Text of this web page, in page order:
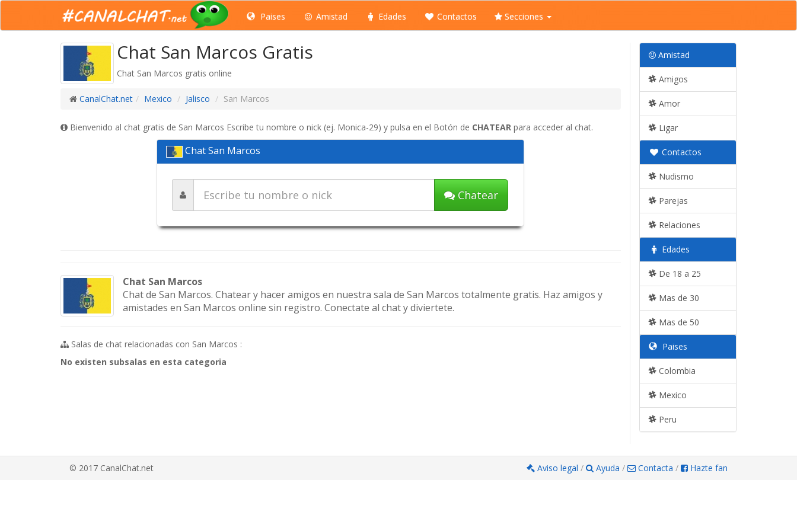
Paises Amistad Edades Contactos Secciones
Chat San Marcos Gratis
Chat San Marcos gratis online
CanalChat.net Mexico Jalisco San Marcos
Bienvenido al chat gratis de San Marcos Escribe tu nombre o nick (ej. Monica-29) y pulsa en el Botón de CHATEAR para acceder al chat.
Chat San Marcos
Chatear
Chat San Marcos
Chat de San Marcos. Chatear y hacer amigos en nuestra sala de San Marcos totalmente gratis. Haz amigos y
amistades en San Marcos online sin registro. Conectate al chat y diviertete.
Salas de chat relacionadas con San Marcos :
No existen subsalas en esta categoria
Amistad
Amigos
Amor
Ligar
Contactos
Nudismo
Parejas
Relaciones
Edades
De 18 a 25
Mas de 30
Mas de 50
Paises
Colombia
Mexico
Peru
© 2017 CanalChat.net Aviso legal / Ayuda / Contacta / Hazte fan